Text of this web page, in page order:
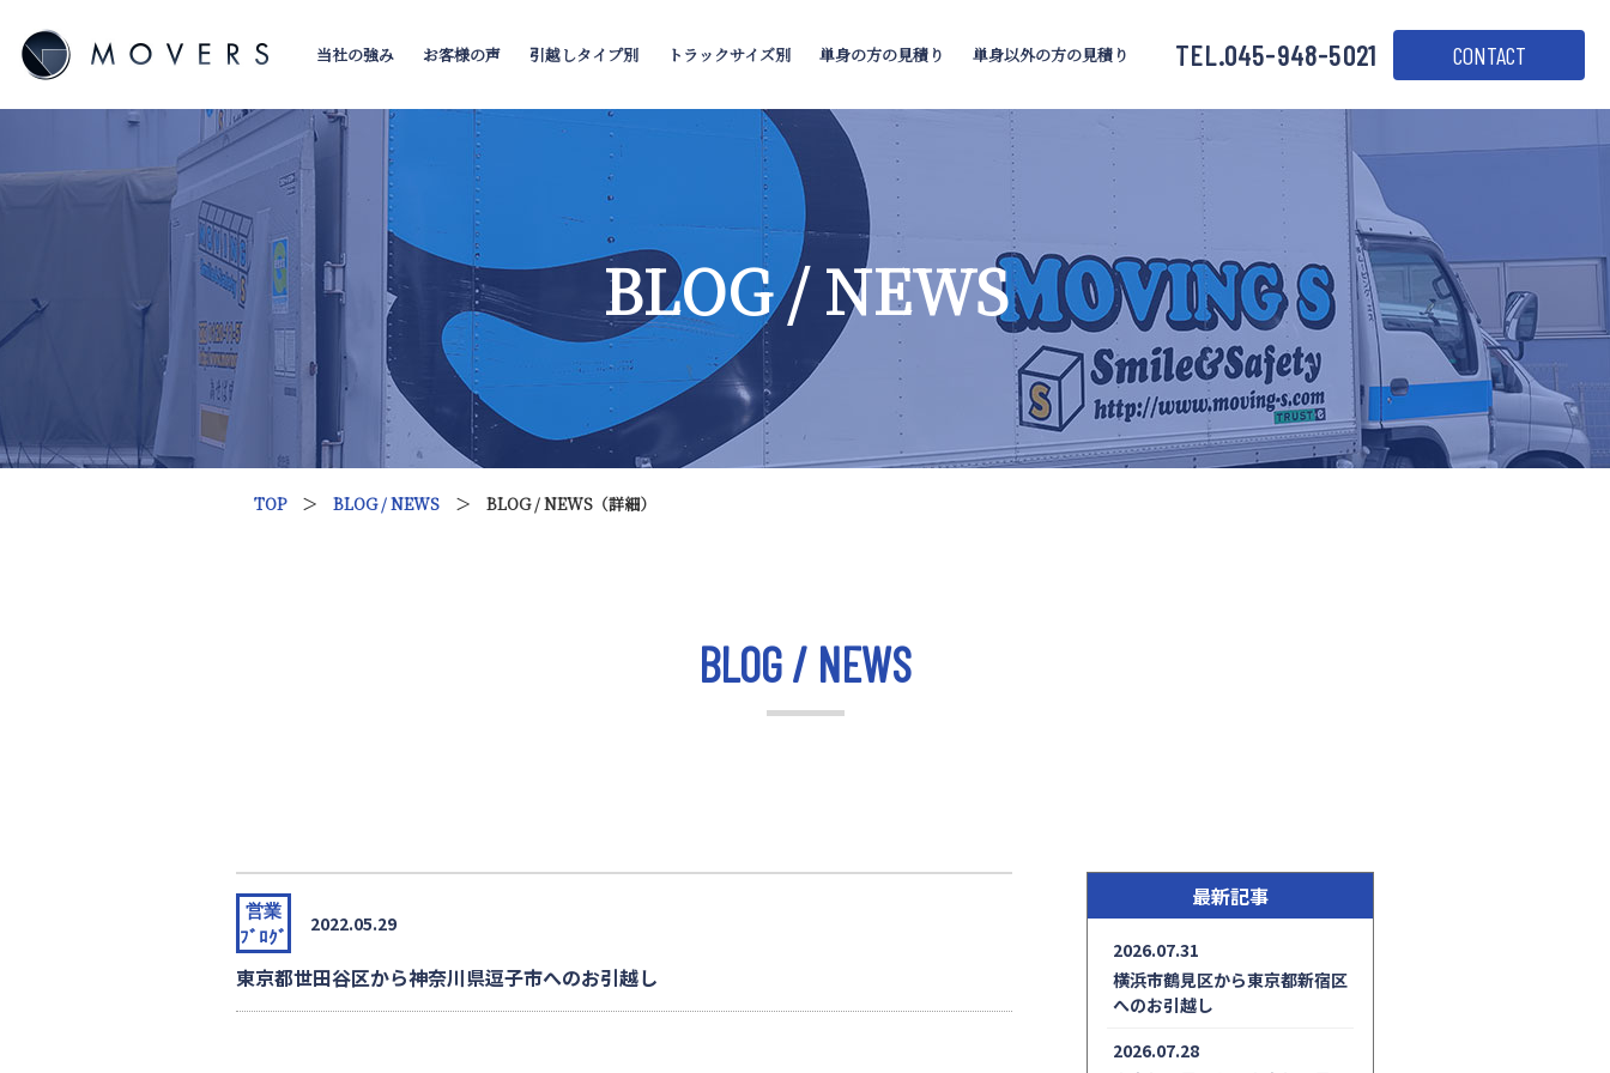
当社の強み お客様の声 引越しタイプ別 トラックサイズ別 単身の方の見積り 単身以外の方の見積り TEL.045-948-5021 CONTACT
BLOG / NEWS
TOP＞BLOG / NEWS＞ BLOG / NEWS（詳細）
BLOG / NEWS
営業
ﾌﾞﾛｸﾞ
2022.05.29
東京都世田谷区から神奈川県逗子市へのお引越し
最新記事
2026.07.31
横浜市鶴見区から東京都新宿区
へのお引越し
2026.07.28